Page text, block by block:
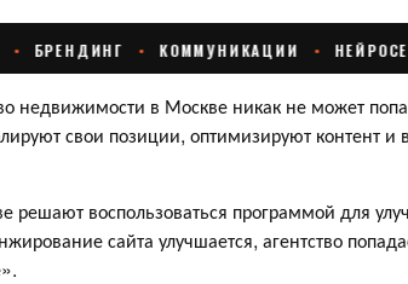
недвижимости в Москве никак не может
свои позиции, оптимизируют контент
решают воспользоваться программой для
сайта улучшается, агентство